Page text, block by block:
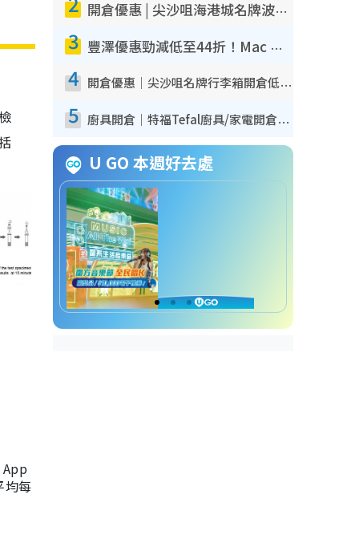
均每
開倉優惠 | 尖沙咀海港城名牌波鞋開倉低至1折！On鞋$899起／Joy&Peace鞋履$98起
3 豐澤優惠勁減低至44折！Mac mini/iPhone17Pro大減價！廚房家電$220起
4 開倉優惠｜尖沙咀名牌行李箱開倉低至4折！一連5日 American Tourister/ace./Hallmark $200起！
5 廚具開倉｜特福Tefal廚具/家電開倉低至3折！$220起買平底鍋/炒鑊/湯煲！電飯煲/吸塵機/燙斗$418起
U GO 本週好去處